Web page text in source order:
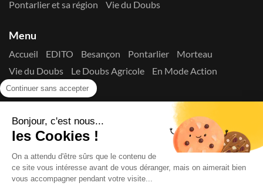
Continuer sans accepter
Bonjour, c'est nous...
les Cookies !
On a attendu d'être sûrs que le contenu de
ce site vous intéresse avant de vous déranger, mais on aimerait bien
vous accompagner pendant votre visite...
Pontarlier et sa région
Vie du Doubs
Menu
Accueil EDITO Besançon Pontarlier
Morteau
Vie du Doubs
Le Doubs Agricole
En Mode Action
Contactez-nous !
Suivez-nous sur les réseaux